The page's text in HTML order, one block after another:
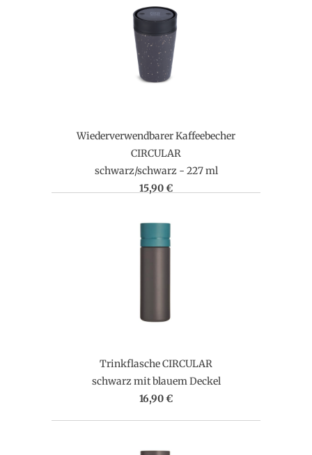
Wiederverwendbarer Kaffeebecher
CIRCULAR
schwarz/schwarz - 227 ml
15,90 €
Trinkflasche CIRCULAR
schwarz mit blauem Deckel
16,90 €